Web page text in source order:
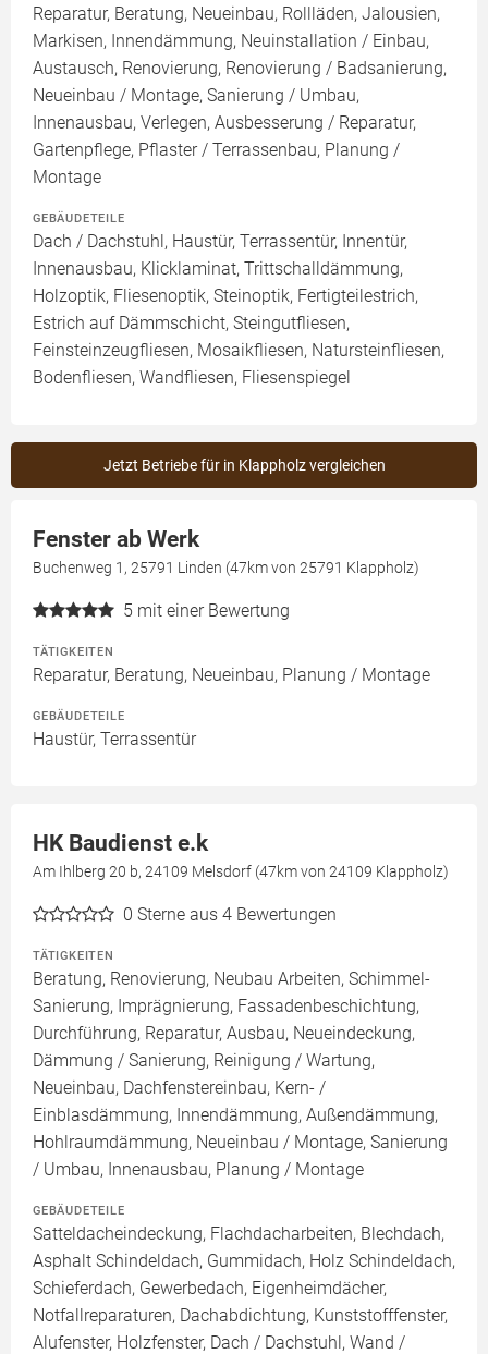
Reparatur, Beratung, Neueinbau, Rollläden, Jalousien,
Markisen, Innendämmung, Neuinstallation / Einbau,
Austausch, Renovierung, Renovierung / Badsanierung,
Neueinbau / Montage, Sanierung / Umbau,
Innenausbau, Verlegen, Ausbesserung / Reparatur,
Gartenpflege, Pflaster / Terrassenbau, Planung /
Montage
GEBÄUDETEILE
Dach / Dachstuhl, Haustür, Terrassentür, Innentür,
Innenausbau, Klicklaminat, Trittschalldämmung,
Holzoptik, Fliesenoptik, Steinoptik, Fertigteilestrich,
Estrich auf Dämmschicht, Steingutfliesen,
Feinsteinzeugfliesen, Mosaikfliesen, Natursteinfliesen,
Bodenfliesen, Wandfliesen, Fliesenspiegel
Jetzt Betriebe für in Klappholz vergleichen
Fenster ab Werk
Buchenweg 1, 25791 Linden (47km von 25791 Klappholz)
5 mit einer Bewertung
TÄTIGKEITEN
Reparatur, Beratung, Neueinbau, Planung / Montage
GEBÄUDETEILE
Haustür, Terrassentür
HK Baudienst e.k
Am Ihlberg 20 b, 24109 Melsdorf (47km von 24109 Klappholz)
0 Sterne aus 4 Bewertungen
TÄTIGKEITEN
Beratung, Renovierung, Neubau Arbeiten, Schimmel-
Sanierung, Imprägnierung, Fassadenbeschichtung,
Durchführung, Reparatur, Ausbau, Neueindeckung,
Dämmung / Sanierung, Reinigung / Wartung,
Neueinbau, Dachfenstereinbau, Kern- /
Einblasdämmung, Innendämmung, Außendämmung,
Hohlraumdämmung, Neueinbau / Montage, Sanierung
/ Umbau, Innenausbau, Planung / Montage
GEBÄUDETEILE
Satteldacheindeckung, Flachdacharbeiten, Blechdach,
Asphalt Schindeldach, Gummidach, Holz Schindeldach,
Schieferdach, Gewerbedach, Eigenheimdächer,
Notfallreparaturen, Dachabdichtung, Kunststofffenster,
Alufenster, Holzfenster, Dach / Dachstuhl, Wand /